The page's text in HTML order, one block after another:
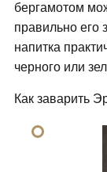
бергамотом
правильно его
напитка
черного или
Как заварить